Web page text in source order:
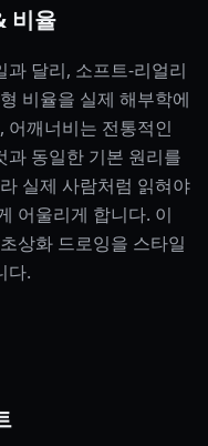
비율
달리, 소프트-리얼리
비율을 실제 해부학에
어깨너비는 전통적인
과 동일한 기본 원리를
실제 사람처럼 읽혀야
어울리게 합니다. 이
상화 드로잉을 스타일
다.